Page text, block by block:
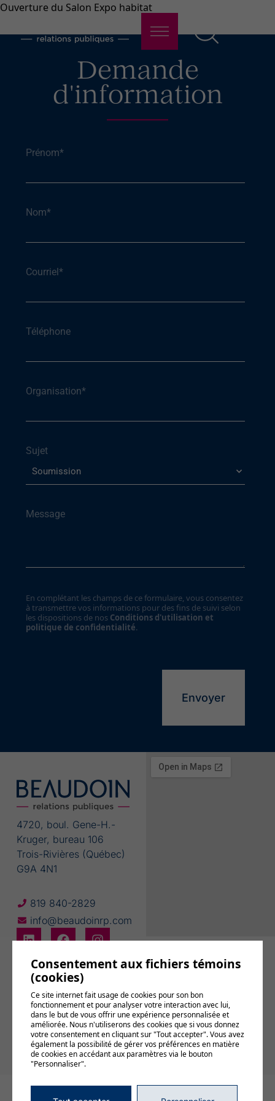
Ouverture du Salon Expo habitat
Demande
d'information
Prénom*
Nom*
Courriel*
Téléphone
Organisation*
Sujet
Message
En complétant les champs de ce formulaire, vous consentez
à transmettre vos informations pour des fins de suivi selon
les dispositions de nos Conditions d'utilisation et
politique de confidentialité.
4720, boul. Gene-H.-
Kruger, bureau 106
Trois-Rivières (Québec)
G9A 4N1
819 840-2829
info@beaudoinrp.com
Abonnez-vous
à notre
infolettre
© 2026, Tous droits réservés, BEAUDOIN relations publiques
Consentement aux fichiers témoins
(cookies)
Ce site internet fait usage de cookies pour son bon
fonctionnement et pour analyser votre interaction avec lui,
dans le but de vous offrir une expérience personnalisée et
améliorée. Nous n'utiliserons des cookies que si vous donnez
votre consentement en cliquant sur "Tout accepter". Vous avez
également la possibilité de gérer vos préférences en matière
de cookies en accédant aux paramètres via le bouton
"Personnaliser".